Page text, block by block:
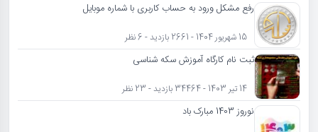
رفع مشکل ورود به حساب کاربری با شماره موبایل
15 شهریور 1404 - 2661 بازدید - 6 نظر
ثبت نام کارگاه آموزش سکه شناسی
14 تیر 1403 - 34464 بازدید - 23 نظر
نوروز 1403 مبارک باد